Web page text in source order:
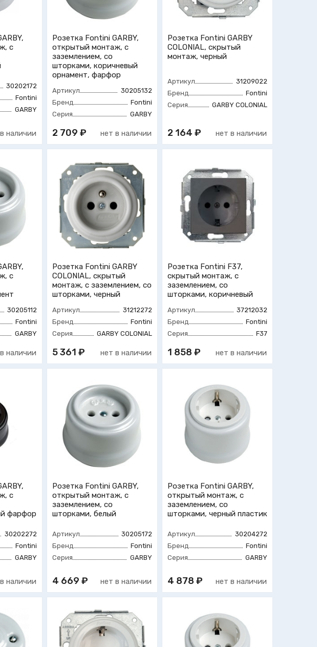
с
30202172
Fontini
GARBY
наличии
Розетка Fontini GARBY,
открытый монтаж, с
заземлением, со
шторками, коричневый
орнамент, фарфор
Артикул
30205132
Бренд
Fontini
Серия
GARBY
2 709 ₽ нет в наличии
Розетка Fontini GARBY
COLONIAL, скрытый
монтаж, черный
Артикул
31209022
Бренд
Fontini
Серия
GARBY COLONIAL
2 164 ₽ нет в наличии
с
30205112
Fontini
GARBY
наличии
Розетка Fontini GARBY
COLONIAL, скрытый
монтаж, с заземлением, со
шторками, черный
Артикул
31212272
Бренд
Fontini
Серия
GARBY COLONIAL
5 361 ₽ нет в наличии
Розетка Fontini F37,
скрытый монтаж, с
заземлением, со
шторками, коричневый
Артикул
37212032
Бренд
Fontini
Серия
F37
1 858 ₽ нет в наличии
с
фарфор
30202272
Fontini
GARBY
наличии
Розетка Fontini GARBY,
открытый монтаж, с
заземлением, со
шторками, белый
Артикул
30205172
Бренд
Fontini
Серия
GARBY
4 669 ₽ нет в наличии
Розетка Fontini GARBY,
открытый монтаж, с
заземлением, со
шторками, черный пластик
Артикул
30204272
Бренд
Fontini
Серия
GARBY
4 878 ₽ нет в наличии